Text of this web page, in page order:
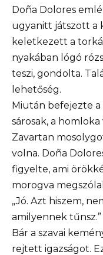
Doña Dolores
ugyanitt játszott a
keletkezett a
nyakában lógó
teszi, gondolta.
lehetőség.
Miután befejezte a
sárosak, a
Zavartan
volna. Doña
figyelte, ami
morogva
„Jó. Azt hiszem,
amilyennek tűnsz.”
Bár a szavai
rejtett igazságot.